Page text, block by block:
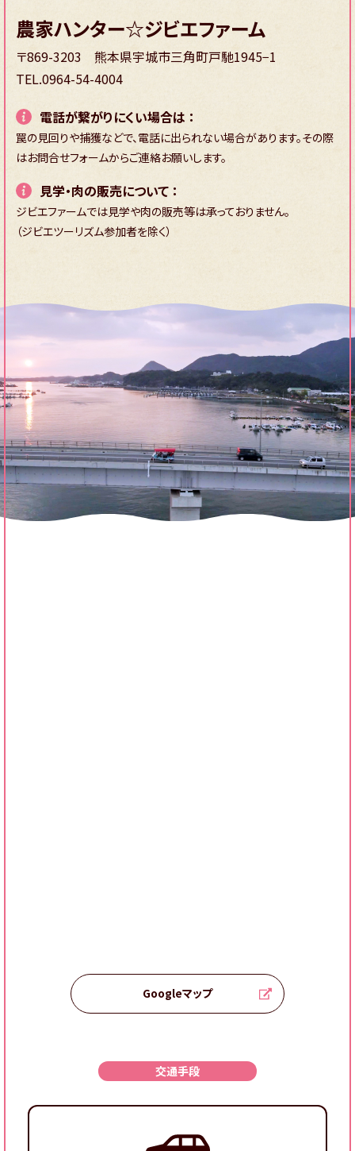
農家ハンター☆ジビエファーム
〒869-3203 熊本県宇城市三角町戸馳1945−1
TEL.0964-54-4004
電話が繋がりにくい場合は ：
罠の見回りや捕獲などで、電話に出られない場合があります。その際
はお問合せフォームからご連絡お願いします。
見学・肉の販売について ：
ジビエファームでは見学や肉の販売等は承っておりません。
（ジビエツーリズム参加者を除く）
Googleマップ
交通手段